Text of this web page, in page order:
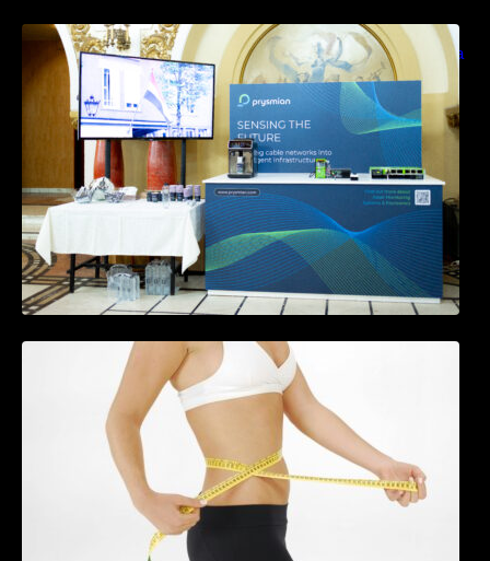
Prysmian aduce la COMM26 tehnologii de
sensing si Digital Energy pentru monitorizarea
in timp real a infrastrucrutilor critice
Tratamentul Wegovy® generează o scădere
în greutate de până la 22,6% la femei în
perioada menopauzei și reduce la jumătate
riscul de migrene